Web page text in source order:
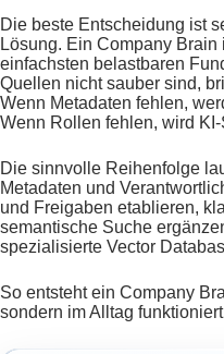
Die beste Entscheidung ist
Lösung. Ein Company
einfachsten belastbaren
Quellen nicht sauber sind,
Wenn Metadaten fehlen,
Wenn Rollen fehlen, wird
Die sinnvolle Reihenfolge
Metadaten und
und Freigaben etablieren,
semantische Suche
spezialisierte Vector
So entsteht ein Company
sondern im Alltag